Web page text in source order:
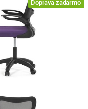
Doprava zadarmo